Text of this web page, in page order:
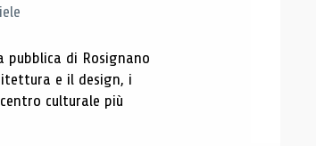
di Rosignano
e il design, i
culturale più